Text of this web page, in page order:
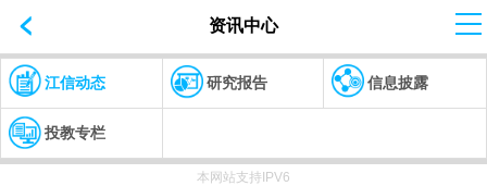
资讯中心
江信动态 研究报告 信息披露
投教专栏
本网站支持IPV6